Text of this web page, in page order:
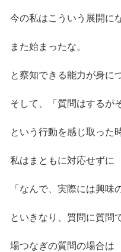
今の私はこういう展開に
また始まったな。
と察知できる能力が身に
そして、「質問はするが
という行動を感じ取った
私はまともに対応せずに
「なんで、実際には興味
といきなり、質問に質問
場つなぎの質問の場合は